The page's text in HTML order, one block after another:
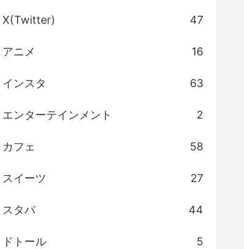
X(Twitter) 47
アニメ 16
インスタ 63
エンターテインメント 2
カフェ 58
スイーツ 27
スタバ 44
ドトール 5